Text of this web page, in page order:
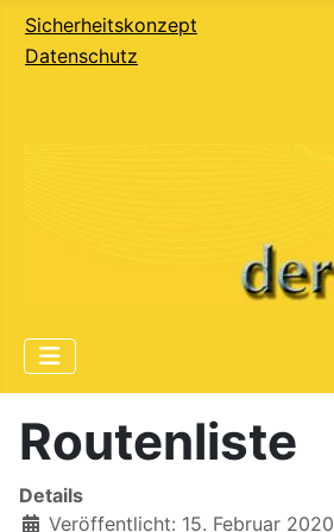
Sicherheitskonzept
Datenschutz
Routenliste
Details
Veröffentlicht: 15. Februar 2020